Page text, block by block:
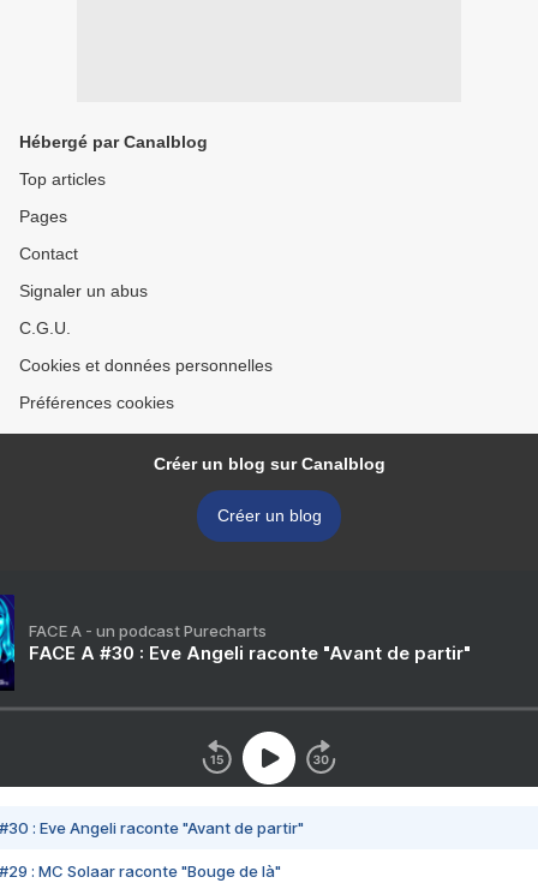
Hébergé par Canalblog
Top articles
Pages
Contact
Signaler un abus
C.G.U.
Cookies et données personnelles
Préférences cookies
Créer un blog sur Canalblog
Créer un blog
FACE A - un podcast Purecharts
FACE A #30 : Eve Angeli raconte "Avant de partir"
#30 : Eve Angeli raconte "Avant de partir"
#29 : MC Solaar raconte "Bouge de là"